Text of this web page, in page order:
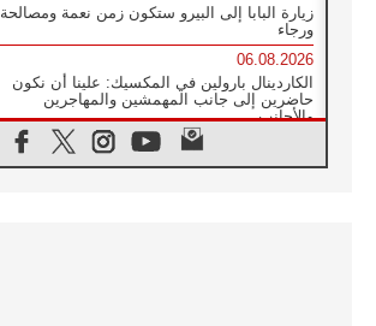
زيارة البابا إلى البيرو ستكون زمن نعمة ومصالحة
ورجاء
06.08.2026
الكاردينال بارولين في المكسيك: علينا أن نكون
حاضرين إلى جانب المهمشين والمهاجرين
والأجانب
البابا لاوُن الرابع عشر للشباب في أسيزي: